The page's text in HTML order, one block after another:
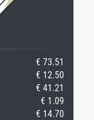
€ 73.51
€ 12.50
€ 41.21
€ 1.09
€ 14.70